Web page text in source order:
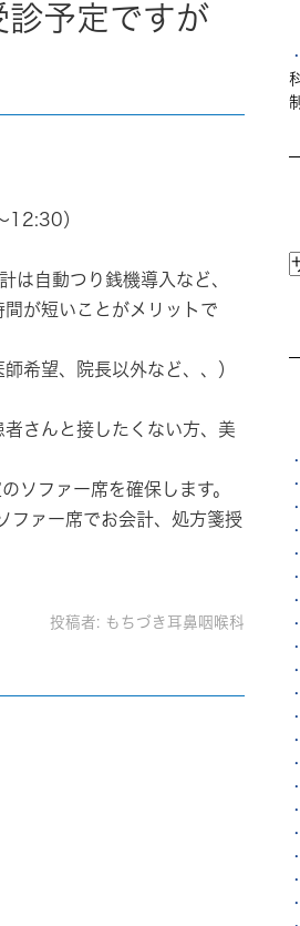
診予定ですが
）
は自動つり銭機導入など、
が短いことがメリットで
希望、院長以外など、、）
さんと接したくない方、美
ソファー席を確保します。
ァー席でお会計、処方箋授
投稿者: もちづき耳鼻咽喉科